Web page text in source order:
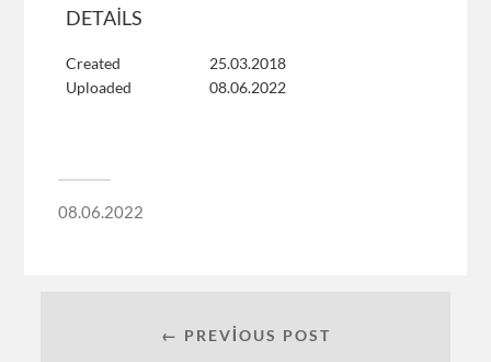
DETAILS
Created
25.03.2018
Uploaded
08.06.2022
08.06.2022
← PREVIOUS POST